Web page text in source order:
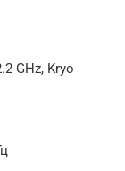
GHz, Kryo